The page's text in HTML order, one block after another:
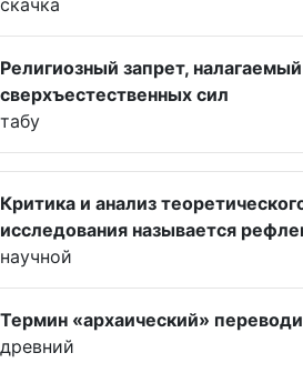
скачка
Религиозный запрет,
сверхъестественных сил
табу
Критика и анализ
исследования называется
научной
Термин «архаический»
древний